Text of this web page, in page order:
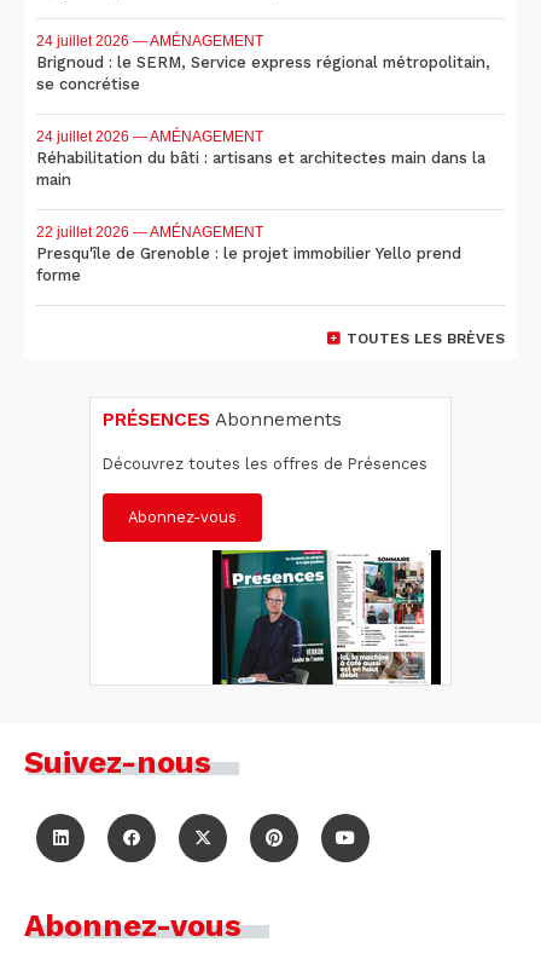
24 juillet 2026 — AMÉNAGEMENT
Brignoud : le SERM, Service express régional métropolitain,
se concrétise
24 juillet 2026 — AMÉNAGEMENT
Réhabilitation du bâti : artisans et architectes main dans la
main
22 juillet 2026 — AMÉNAGEMENT
Presqu'île de Grenoble : le projet immobilier Yello prend
forme
TOUTES LES BRÈVES
PRÉSENCES Abonnements
Découvrez toutes les offres de Présences
Abonnez-vous
Suivez-nous
Abonnez-vous